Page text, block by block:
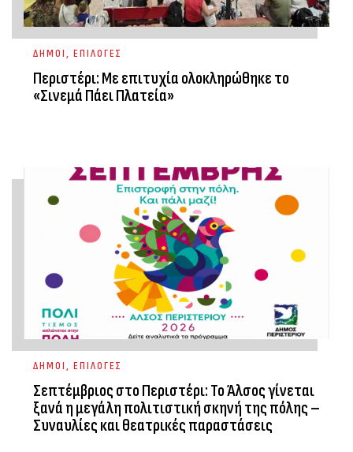
ΔΗΜΟΙ, ΕΠΙΛΟΓΕΣ
Περιστέρι: Με επιτυχία ολοκληρώθηκε το
«Σινεμά Πάει Πλατεία»
ΔΗΜΟΙ, ΕΠΙΛΟΓΕΣ
Σεπτέμβριος στο Περιστέρι: Το Άλσος γίνεται
ξανά η μεγάλη πολιτιστική σκηνή της πόλης –
Συναυλίες και θεατρικές παραστάσεις